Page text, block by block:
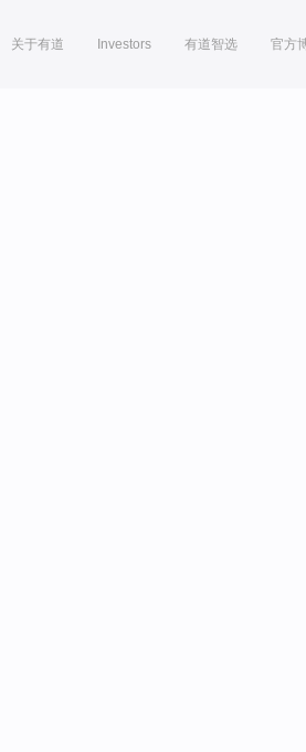
关于有道 Investors 有道智选 官方